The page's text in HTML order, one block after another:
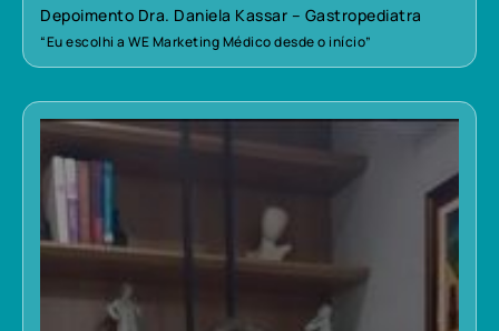
Depoimento Dra. Daniela Kassar – Gastropediatra
“Eu escolhi a WE Marketing Médico desde o início”